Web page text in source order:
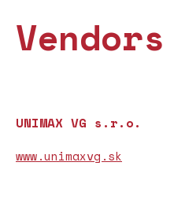
Vendors
UNIMAX VG s.r.o.
www.unimaxvg.sk